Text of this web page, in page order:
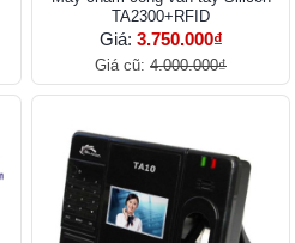
TA2300+RFID
Giá: 3.750.000₫
Giá cũ: 4.000.000₫